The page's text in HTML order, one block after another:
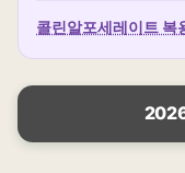
콜린알포세레이트 복